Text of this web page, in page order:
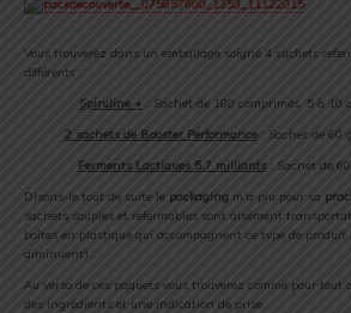
Vous trouverez dans un emballage soigné 4 sachets
différents :
Spiruline + : Sachet de 180 comprimés. 5 à 10
2 sachets de Booster Performance: Sachet de 60
Ferments Lactiques 5.7 milliards: Sachet de
Disons-le tout de suite le packaging m’a plu pour sa
sachets souples et refermables sont aisément
boîtes en plastique qui accompagnent ce type de produit
diminuent).
Au verso de ces paquets vous trouverez comme pour
des ingrédients et une indication de prise.